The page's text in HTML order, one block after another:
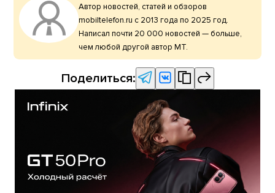
Автор новостей, статей и обзоров
mobiltelefon.ru с 2013 года по 2025 год.
Написал почти 20 000 новостей — больше,
чем любой другой автор МТ.
Поделиться: